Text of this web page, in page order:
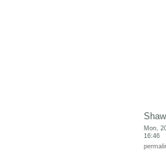
Mon,
16:46